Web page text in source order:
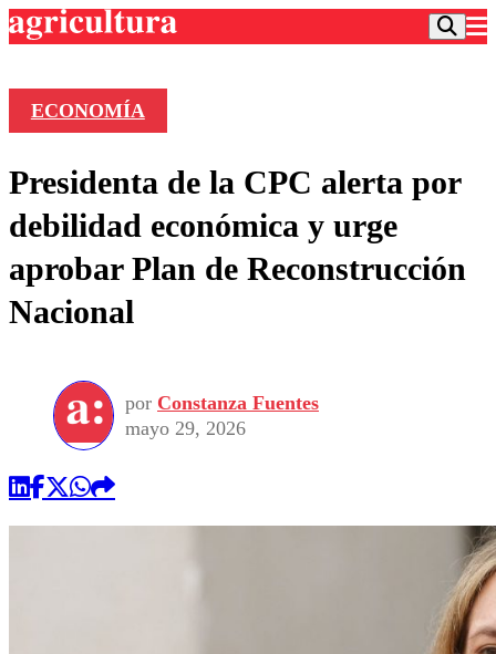
Frecuencias
Agricultura TV
Deportes
Colo Colo
Torneo Internacional
Torneo Nacional
Entretención
Noticias
Internacional
Nacional
Vida Social
Programas
Comercial
ECONOMÍA
Presidenta de la CPC alerta por
debilidad económica y urge
aprobar Plan de Reconstrucción
Nacional
por Constanza Fuentes
mayo 29, 2026